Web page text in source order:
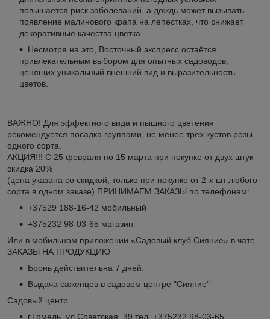
повышается риск заболеваний, а дождь может вызывать
появление малинового крапа на лепестках, что снижает
декоративные качества цветка.
Несмотря на это, Восточный экспресс остаётся
привлекательным выбором для опытных садоводов,
ценящих уникальный внешний вид и выразительность
цветов.
ВАЖНО! Для эффектного вида и пышного цветения
рекомендуется посадка группами, не менее трех кустов розы
одного сорта.
АКЦИЯ!!! С 25 февраля по 15 марта при покупке от двух штук
скидка 20%
(цена указана со скидкой, только при покупке от 2-х шт любого
сорта в одном заказе) ПРИНИМАЕМ ЗАКАЗЫ по телефонам:
+37529 188-16-42 мобильный
+375232 98-03-65 магазин
Или в мобильном приложении «Садовый клуб Сияние» в чате
ЗАКАЗЫ НА ПРОДУКЦИЮ
Бронь действительна 7 дней.
Выдача саженцев в садовом центре "Сияние"
Садовый центр
г.Гомель, ул.Советская, 39 тел. +375232 98-03-65